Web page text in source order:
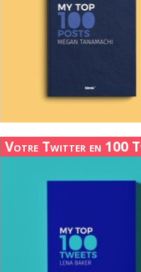
Votre Twitter en 100